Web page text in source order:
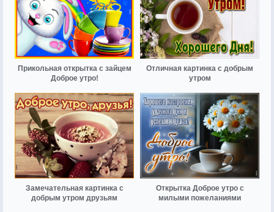
Прикольная открытка с зайцем
Доброе утро!
Отличная картинка с добрым
утром
Замечательная картинка с
добрым утром друзьям
Открытка Доброе утро с
милыми пожеланиями